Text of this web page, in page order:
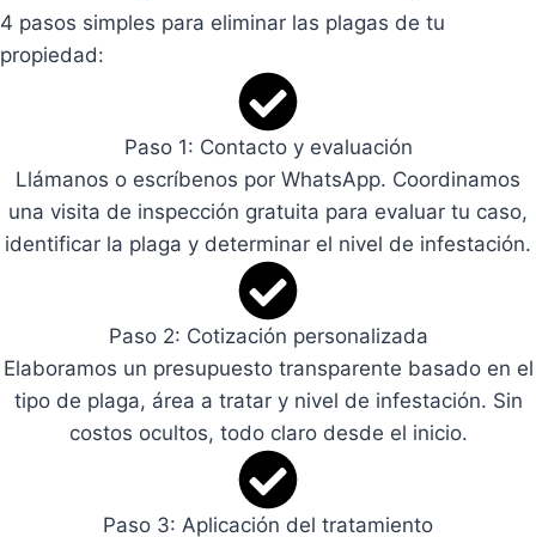
4 pasos simples para eliminar las plagas de tu
propiedad:
Paso 1: Contacto y evaluación
Llámanos o escríbenos por WhatsApp. Coordinamos
una visita de inspección gratuita para evaluar tu caso,
identificar la plaga y determinar el nivel de infestación.
Paso 2: Cotización personalizada
Elaboramos un presupuesto transparente basado en el
tipo de plaga, área a tratar y nivel de infestación. Sin
costos ocultos, todo claro desde el inicio.
Paso 3: Aplicación del tratamiento